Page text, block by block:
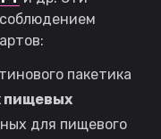
пакетика
пищевых
для пищевого